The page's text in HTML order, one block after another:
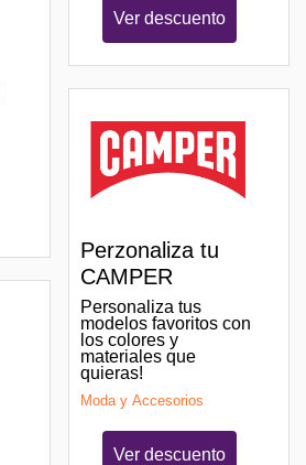
Ver descuento
Perzonaliza tu
CAMPER
Personaliza tus
modelos favoritos con
los colores y
materiales que
quieras!
Moda y Accesorios
Ver descuento